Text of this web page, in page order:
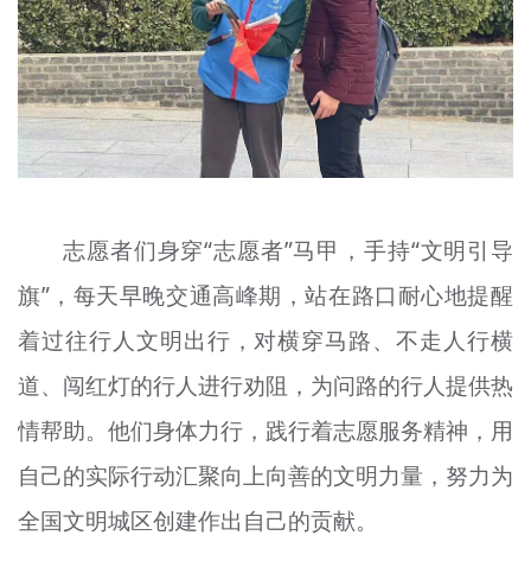
志愿者们身穿“志愿者”马甲，手持“文明引导
旗”，每天早晚交通高峰期，站在路口耐心地提醒
着过往行人文明出行，对横穿马路、不走人行横
道、闯红灯的行人进行劝阻，为问路的行人提供热
情帮助。他们身体力行，践行着志愿服务精神，用
自己的实际行动汇聚向上向善的文明力量，努力为
全国文明城区创建作出自己的贡献。